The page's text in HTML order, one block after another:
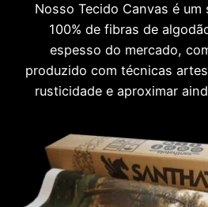
Nosso Tecido Canvas é
100% de fibras de
espesso do mercado,
produzido com técnicas
rusticidade e aproximar